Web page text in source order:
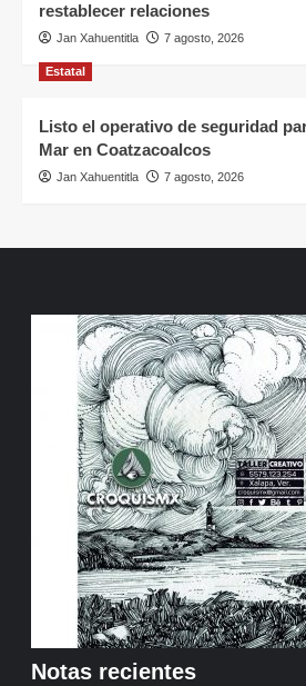
restablecer relaciones
Jan Xahuentitla 7 agosto, 2026
Estatal
Listo el operativo de seguridad
Mar en Coatzacoalcos
Jan Xahuentitla 7 agosto, 2026
Notas recientes